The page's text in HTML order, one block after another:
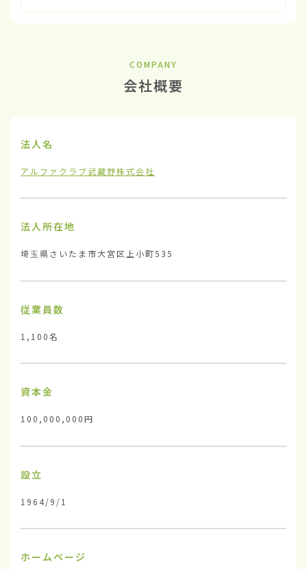
COMPANY
会社概要
法人名
アルファクラブ武蔵野株式会社
法人所在地
埼玉県さいたま市大宮区上小町535
従業員数
1,100名
資本金
100,000,000円
設立
1964/9/1
ホームページ